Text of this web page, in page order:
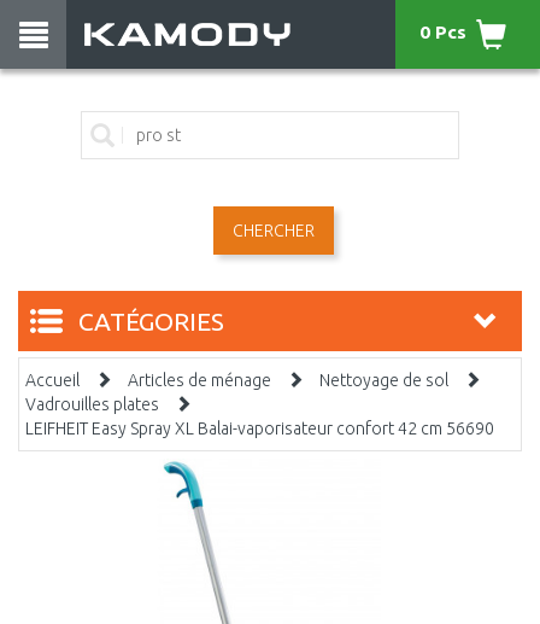
CHERCHER
0 Pcs
CATÉGORIES
Accueil Articles de ménage
Nettoyage de sol
Vadrouilles plates
LEIFHEIT Easy Spray XL Balai-vaporisateur confort 42 cm 56690